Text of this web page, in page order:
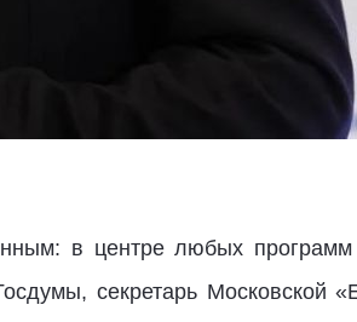
в центре любых
секретарь Московской